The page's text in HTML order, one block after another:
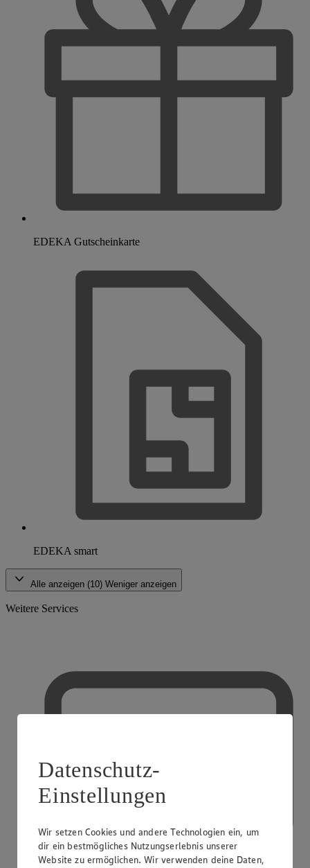
EDEKA Gutscheinkarte
EDEKA smart
Alle anzeigen (10) Weniger anzeigen
Weitere Services
Datenschutz-
Einstellungen
Wir setzen Cookies und andere Technologien ein, um
dir ein bestmögliches Nutzungserlebnis unserer
Website zu ermöglichen. Wir verwenden deine Daten,